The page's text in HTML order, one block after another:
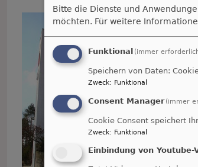
Am
In
Bitte die Dienste und
möchten. Für weitere
Funktional (immer
Speichern von Daten:
Zweck: Funktional
Consent Manager (immer
Cookie Consent speichert
Zweck: Funktional
Einbindung von Youtube-